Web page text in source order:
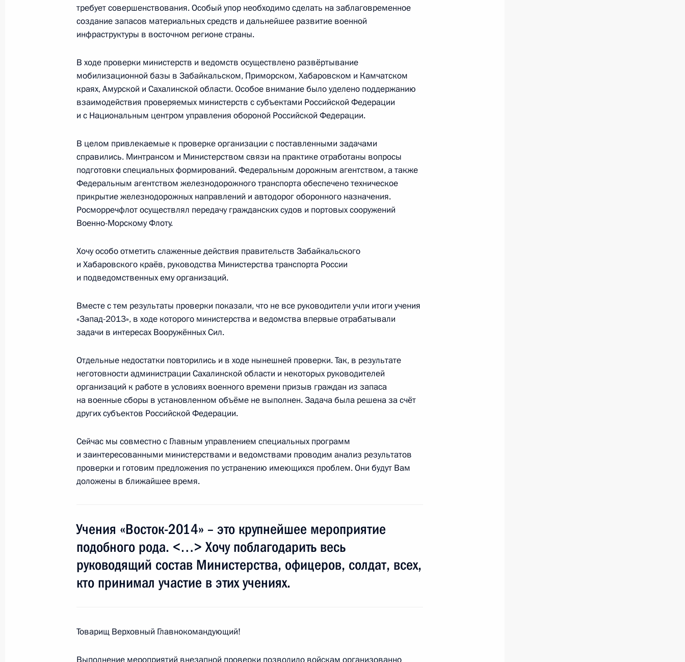
Выступление на церемонии запуска производства ПВХ на заводе
«РусВинил»
19 сентября 2014 года, 18:25 Кстово
Телемост с Горьковским автомобильным заводом
19 сентября 2014 года, 18:20 Кстово
18 сентября 2014 года, четверг
Заседание Государственного совета
18 сентября 2014 года, 16:30
5
и Герцеговины Милорадом Додиком
18 сентября 2014 года, 14:30 Москва, Кремль
17 сентября 2014 года, среда
Встреча с вновь избранными руководителями субъектов
17 сентября 2014 года, 19:10 Москва, Кремль
Встреча с председателем правления ОАО «Газпром» Алексеем
17 сентября 2014 года, 17:30 Москва, Кремль
Голиковой
16 сентября 2014 года, 12:25 Московская область, Ново-Огарёво
15 сентября 2014 года, понедельник
15 сентября 2014 года, 15:30 Московская область, Ново-Огарёво
требует совершенствования. Особый упор необходимо сделать на заблаговременное
создание запасов материальных средств и дальнейшее развитие военной
инфраструктуры в восточном регионе страны.
В ходе проверки министерств и ведомств осуществлено развёртывание
мобилизационной базы в Забайкальском, Приморском, Хабаровском и Камчатском
краях, Амурской и Сахалинской области. Особое внимание было уделено поддержанию
взаимодействия проверяемых министерств с субъектами Российской Федерации
и с Национальным центром управления обороной Российской Федерации.
В целом привлекаемые к проверке организации с поставленными задачами
справились. Минтрансом и Министерством связи на практике отработаны вопросы
подготовки специальных формирований. Федеральным дорожным агентством, а также
Федеральным агентством железнодорожного транспорта обеспечено техническое
прикрытие железнодорожных направлений и автодорог оборонного назначения.
Росморречфлот осуществлял передачу гражданских судов и портовых сооружений
Военно-Морскому Флоту.
Хочу особо отметить слаженные действия правительств Забайкальского
и Хабаровского краёв, руководства Министерства транспорта России
и подведомственных ему организаций.
Вместе с тем результаты проверки показали, что не все руководители учли итоги учения
«Запад-2013», в ходе которого министерства и ведомства впервые отрабатывали
задачи в интересах Вооружённых Сил.
Отдельные недостатки повторились и в ходе нынешней проверки. Так, в результате
неготовности администрации Сахалинской области и некоторых руководителей
организаций к работе в условиях военного времени призыв граждан из запаса
на военные сборы в установленном объёме не выполнен. Задача была решена за счёт
других субъектов Российской Федерации.
Сейчас мы совместно с Главным управлением специальных программ
и заинтересованными министерствами и ведомствами проводим анализ результатов
проверки и готовим предложения по устранению имеющихся проблем. Они будут Вам
доложены в ближайшее время.
Учения «Восток-2014» – это крупнейшее мероприятие
подобного рода. <…> Хочу поблагодарить весь
руководящий состав Министерства, офицеров, солдат, всех,
кто принимал участие в этих учениях.
Товарищ Верховный Главнокомандующий!